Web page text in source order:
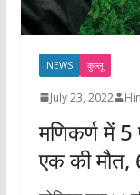
NEWS कुल्लू
July 23, 2022
मणिकर्ण में 5
एक की मौत,